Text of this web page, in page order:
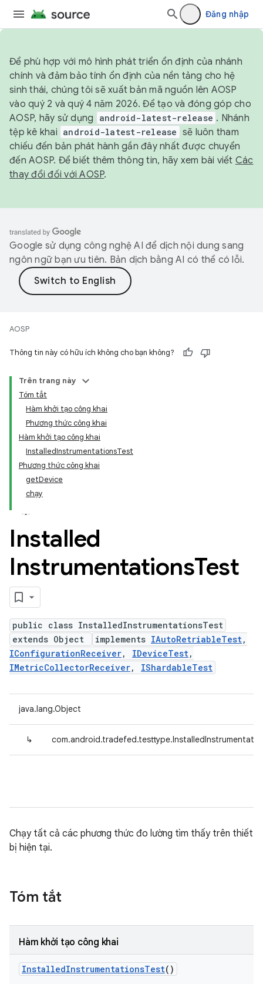
Đăng nhập
Để phù hợp với mô hình phát triển ổn định của nhánh
chính và đảm bảo tính ổn định của nền tảng cho hệ
sinh thái, chúng tôi sẽ xuất bản mã nguồn lên AOSP
vào quý 2 và quý 4 năm 2026. Để tạo và đóng góp cho
AOSP, hãy sử dụng
android-latest-release . Nhánh
tệp kê khai android-latest-release sẽ luôn tham
chiếu đến bản phát hành gần đây nhất được chuyển
đến AOSP. Để biết thêm thông tin, hãy xem bài viết Các
thay đổi đối với AOSP.
Google sử dụng công nghệ AI để dịch nội dung sang
ngôn ngữ bạn ưu tiên. Bản dịch bằng AI có thể có lỗi.
AOSP
Thông tin này có hữu ích không cho bạn không?
Trên trang này
Tóm tắt
Hàm khởi tạo công khai
Phương thức công khai
Hàm khởi tạo công khai
InstalledInstrumentationsTest
Phương thức công khai
getDevice
chạy
Installed
InstrumentationsTest
public class InstalledInstrumentationsTest
extends Object
implements IAutoRetriableTest,
IConfigurationReceiver, IDeviceTest,
IMetricCollectorReceiver, IShardableTest
java.lang.Object
↳
Chạy tất cả các phương thức đo lường tìm thấy trên thiết
bị hiện tại.
Tóm tắt
Hàm khởi tạo công khai
InstalledInstrumentationsTest()